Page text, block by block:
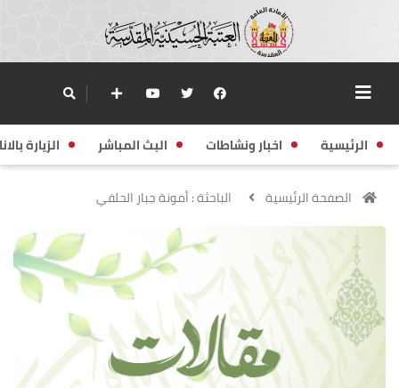
الرئيسية اخبار ونشاطات البث المباشر الزيارة
الصفحة الرئيسية الباحثة : أمونة جبار الحلفي